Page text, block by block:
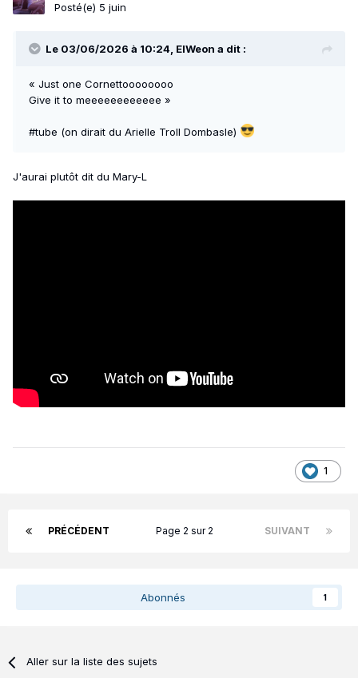
Posté(e) 5 juin
Le 03/06/2026 à 10:24, ElWeon a dit :
« Just one Cornettoooooooo
Give it to meeeeeeeeeeee »
#tube (on dirait du Arielle Troll Dombasle)
J'aurai plutôt dit du Mary-L
1
PRÉCÉDENT SUIVANT
Page 2 sur 2
Abonnés 1
Aller sur la liste des sujets